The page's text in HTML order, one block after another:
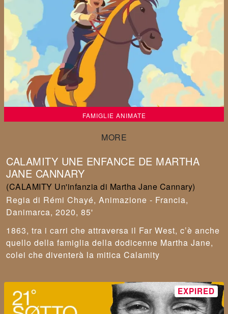
FAMIGLIE ANIMATE
CALAMITY UNE ENFANCE DE MARTHA
JANE CANNARY
(CALAMITY Un'infanzia di Martha Jane Cannary)
Rémi Chayé, Animazione - Francia,
Danimarca, 2020, 85'
1863, tra i carri che attraversa il Far West, c’è anche
quello della famiglia della dodicenne Martha Jane,
colei che diventerà la mitica Calamity